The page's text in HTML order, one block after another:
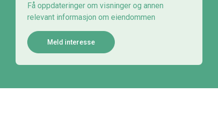
Få oppdateringer om visninger og annen
relevant informasjon om eiendommen
Meld interesse